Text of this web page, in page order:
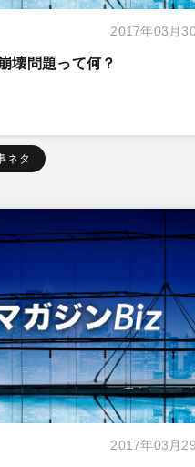
2017年03月
壊問題って何？
ネタ
2017年03月